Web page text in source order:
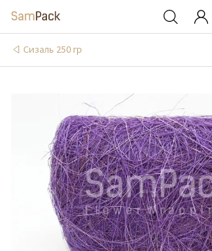
Сизаль 250 гр